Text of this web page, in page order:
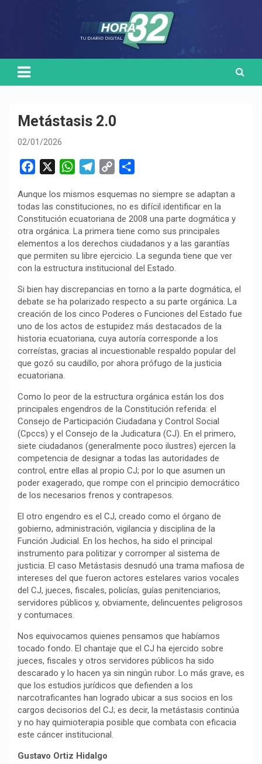
Metástasis 2.0
02/01/2026
c
e
b
o
o
k
W
a
t
s
A
p
p
e
g
r
a
m
p
y
L
i
n
k
m
p
a
r
t
i
r
Aunque los mismos esquemas no siempre se adaptan a
todas las constituciones, no es difícil identificar en la
Constitución ecuatoriana de 2008 una parte dogmática y
otra orgánica. La primera tiene como sus principales
elementos a los derechos ciudadanos y a las garantías
que permiten su libre ejercicio. La segunda tiene que ver
con la estructura institucional del Estado.
Si bien hay discrepancias en torno a la parte dogmática, el
debate se ha polarizado respecto a su parte orgánica. La
creación de los cinco Poderes o Funciones del Estado fue
uno de los actos de estupidez más destacados de la
historia ecuatoriana, cuya autoría corresponde a los
correístas, gracias al incuestionable respaldo popular del
que gozó su caudillo, por ahora prófugo de la justicia
ecuatoriana.
Como lo peor de la estructura orgánica están los dos
principales engendros de la Constitución referida: el
Consejo de Participación Ciudadana y Control Social
(Cpccs) y el Consejo de la Judicatura (CJ). En el primero,
siete ciudadanos (generalmente poco ilustres) ejercen la
competencia de designar a todas las autoridades de
control, entre ellas al propio CJ; por lo que asumen un
poder exagerado, que rompe con el principio democrático
de los necesarios frenos y contrapesos.
El otro engendro es el CJ, creado como el órgano de
gobierno, administración, vigilancia y disciplina de la
Función Judicial. En los hechos, ha sido el principal
instrumento para politizar y corromper al sistema de
justicia. El caso Metástasis desnudó una trama mafiosa de
intereses del que fueron actores estelares varios vocales
del CJ, jueces, fiscales, policías, guías penitenciarios,
servidores públicos y, obviamente, delincuentes peligrosos
y contumaces.
Nos equivocamos quienes pensamos que habíamos
tocado fondo. El chantaje que el CJ ha ejercido sobre
jueces, fiscales y otros servidores públicos ha sido
descarado y lo hacen ya sin ningún rubor. Lo más grave, es
que los estudios jurídicos que defienden a los
narcotraficantes han logrado ubicar a sus socios en los
cargos decisorios del CJ; es decir, la metástasis continúa
y no hay quimioterapia posible que combata con eficacia
este cáncer institucional.
Gustavo Ortiz Hidalgo